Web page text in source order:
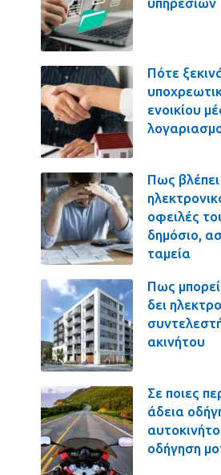
Πότε
ενοικίου
Πως βλέπει
οφειλές
δημόσιο,
ταμεία
Πως
δει
ακινήτου
Σε ποιες
άδεια
οδήγηση